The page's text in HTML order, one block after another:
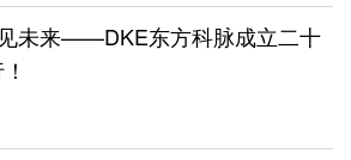
见未来——DKE东方科脉成立二十